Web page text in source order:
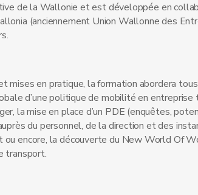
de la Wallonie et est développée en
(anciennement Union Wallonne des
mises en pratique, la formation abordera
d’une politique de mobilité en
la mise en place d’un PDE (enquêtes,
du personnel, de la direction et des
encore, la découverte du New World Of
transport.